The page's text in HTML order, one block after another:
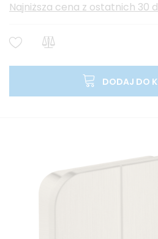
Najniższa cena z ostatnich 30
DODAJ DO